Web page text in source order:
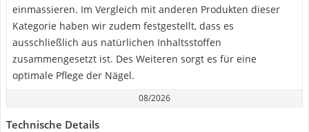
einmassieren. Im Vergleich mit anderen Produkten dieser
Kategorie haben wir zudem festgestellt, dass es
ausschließlich aus natürlichen Inhaltsstoffen
zusammengesetzt ist. Des Weiteren sorgt es für eine
optimale Pflege der Nägel.
08/2026
Technische Details